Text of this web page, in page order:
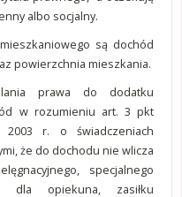
albo socjalny.
są dochód
powierzchnia mieszkania.
prawa do dodatku
w rozumieniu art. 3 pkt
r. o świadczeniach
że do dochodu nie wlicza
specjalnego
dla opiekuna, zasiłku